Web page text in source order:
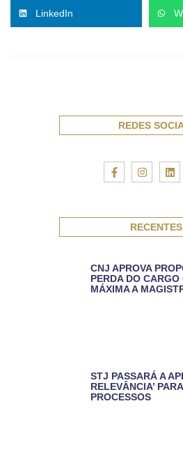
LinkedIn
REDES
RECENTES
CNJ APROVA
PERDA DO
MÁXIMA A
STJ PASSARÁ A
RELEVÂNCIA’
PROCESSOS